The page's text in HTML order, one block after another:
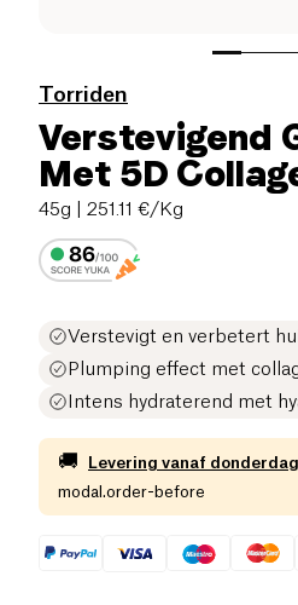
Torriden
Verstevigend
Met 5D
45g | 251.11 €/Kg
Verstevigt en verbetert
Plumping effect met
Intens hydraterend met
🚚 Levering vanaf
modal.order-before